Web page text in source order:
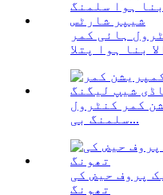
ہائی کمر
کمر کنٹرول
سلمنگ بی...
لیک پروف حیض کی
تھونگ